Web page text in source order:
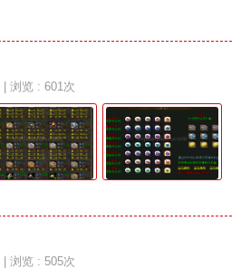
| 浏览 : 601次
| 浏览 : 505次